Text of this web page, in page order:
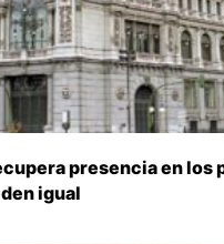
presencia en los
igual